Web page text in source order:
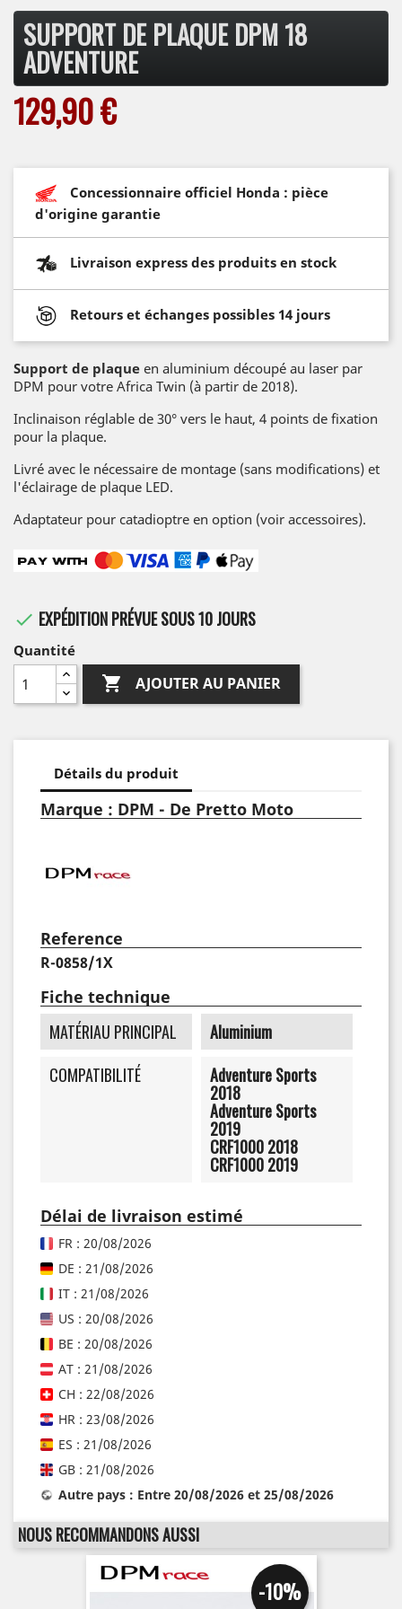
SUPPORT DE PLAQUE DPM 18
ADVENTURE
129,90 €
Concessionnaire officiel Honda : pièce
d'origine garantie
Livraison express des produits en stock
Retours et échanges possibles 14 jours
Support de plaque en aluminium découpé au laser par
DPM pour votre Africa Twin (à partir de 2018).
Inclinaison réglable de 30° vers le haut, 4 points de fixation
pour la plaque.
Livré avec le nécessaire de montage (sans modifications) et
l'éclairage de plaque LED.
Adaptateur pour catadioptre en option (voir accessoires).
 EXPÉDITION PRÉVUE SOUS 10 JOURS
Quantité
 AJOUTER AU PANIER
Détails du produit
Marque : DPM - De Pretto Moto
Reference
R-0858/1X
Fiche technique
MATÉRIAU PRINCIPAL
Aluminium
COMPATIBILITÉ
Adventure Sports
2018
Adventure Sports
2019
CRF1000 2018
CRF1000 2019
Délai de livraison estimé
FR : 20/08/2026
DE : 21/08/2026
IT : 21/08/2026
US : 20/08/2026
BE : 20/08/2026
AT : 21/08/2026
CH : 22/08/2026
HR : 23/08/2026
ES : 21/08/2026
GB : 21/08/2026
Autre pays : Entre 20/08/2026 et 25/08/2026
NOUS RECOMMANDONS AUSSI
-10%